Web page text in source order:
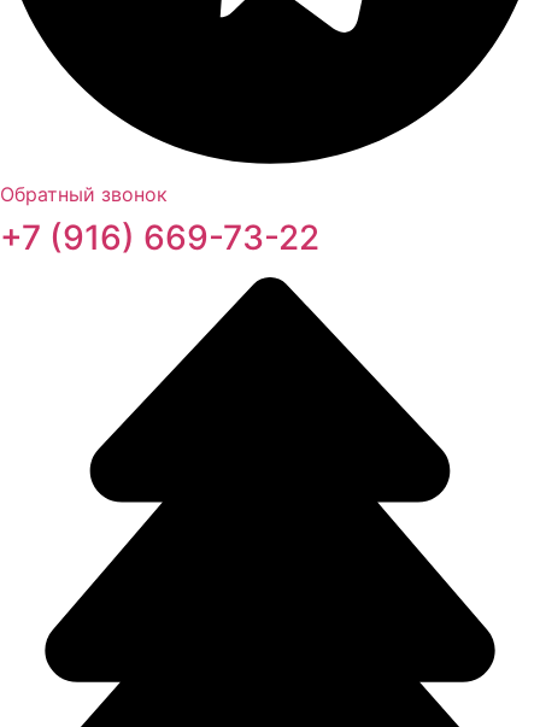
Обратный звонок
+7 (916) 669-73-22